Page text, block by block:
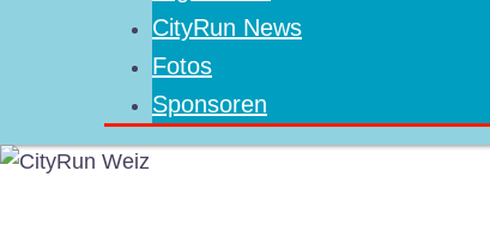
CityRun News
Fotos
Sponsoren